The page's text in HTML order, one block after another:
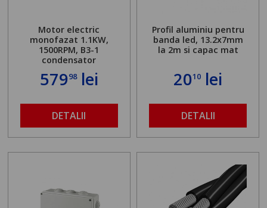
Motor electric
monofazat 1.1KW,
1500RPM, B3-1
condensator
57998lei
DETALII
Profil aluminiu pentru
banda led, 13.2x7mm
la 2m si capac mat
2010 lei
DETALII